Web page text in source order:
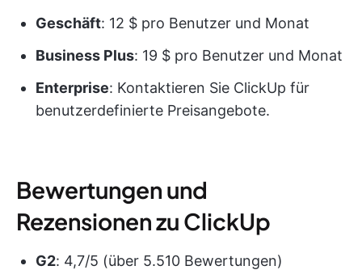
Geschäft: 12 $ pro Benutzer und Monat
Business Plus: 19 $ pro Benutzer und Monat
Enterprise: Kontaktieren Sie ClickUp für
benutzerdefinierte Preisangebote.
Bewertungen und
Rezensionen zu ClickUp
G2: 4,7/5 (über 5.510 Bewertungen)